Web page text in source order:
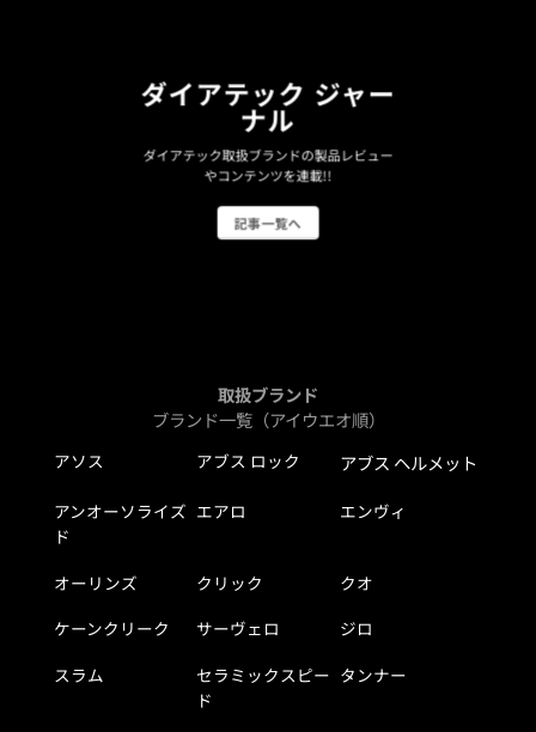
ダイアテック ジャー
ナル
ダイアテック取扱ブランドの製品レビュー
やコンテンツを連載!!
記事一覧へ
取扱ブランド
ブランド一覧（アイウエオ順）
アソス アブス ロック アブス ヘルメット
アンオーソライズ
ド
エアロ エンヴィ
オーリンズ クリック
クオ
ケーンクリーク
サーヴェロ
ジロ
スラム
セラミックスピー
ド
タンナー